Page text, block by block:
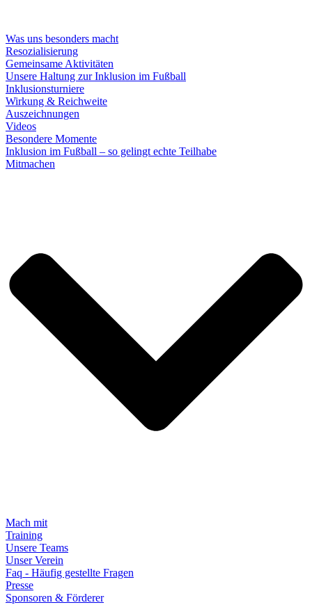
Was uns besonders macht
Resozialisierung
Gemeinsame Aktivitäten
Unsere Haltung zur Inklusion im Fußball
Inklusionsturniere
Wirkung & Reichweite
Auszeichnungen
Videos
Besondere Momente
Inklusion im Fußball – so gelingt echte Teilhabe
Mitmachen
Mach mit
Training
Unsere Teams
Unser Verein
Faq - Häufig gestellte Fragen
Presse
Sponsoren & Förderer